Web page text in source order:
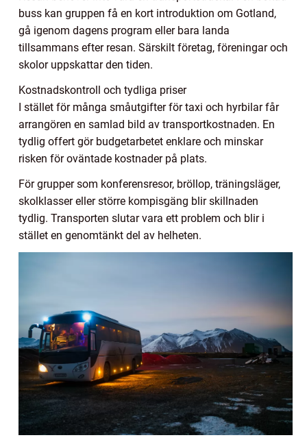
buss kan gruppen få en kort introduktion om Gotland,
gå igenom dagens program eller bara landa
tillsammans efter resan. Särskilt företag, föreningar och
skolor uppskattar den tiden.
Kostnadskontroll och tydliga priser
I stället för många småutgifter för taxi och hyrbilar får
arrangören en samlad bild av transportkostnaden. En
tydlig offert gör budgetarbetet enklare och minskar
risken för oväntade kostnader på plats.
För grupper som konferensresor, bröllop, träningsläger,
skolklasser eller större kompisgäng blir skillnaden
tydlig. Transporten slutar vara ett problem och blir i
stället en genomtänkt del av helheten.